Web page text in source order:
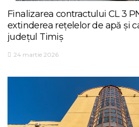
Finalizarea contractului CL 3
extinderea rețelelor de apă și
județul Timiș
24 martie 2026